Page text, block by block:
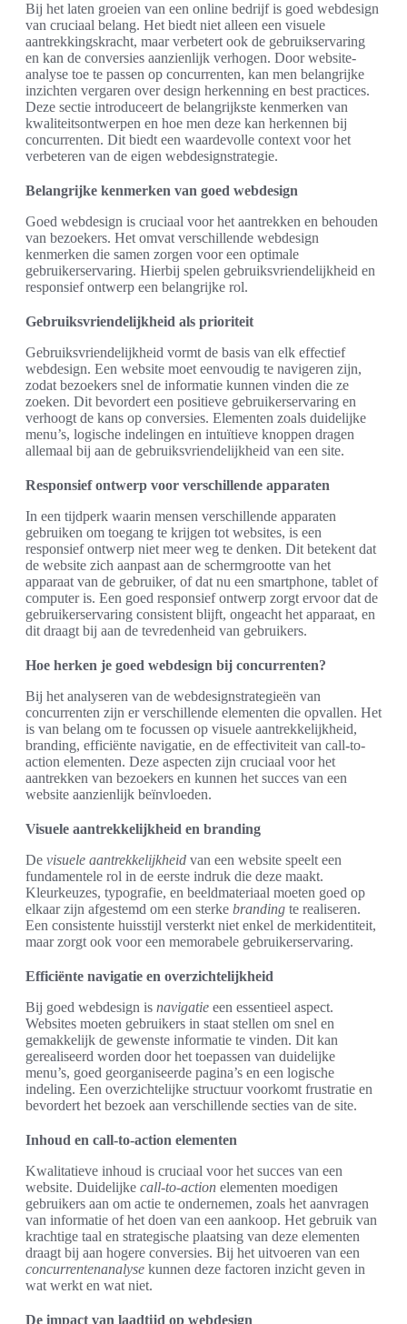
Bij het laten groeien van een online bedrijf is goed webdesign
van cruciaal belang. Het biedt niet alleen een visuele
aantrekkingskracht, maar verbetert ook de gebruikservaring
en kan de conversies aanzienlijk verhogen. Door website-
analyse toe te passen op concurrenten, kan men belangrijke
inzichten vergaren over design herkenning en best practices.
Deze sectie introduceert de belangrijkste kenmerken van
kwaliteitsontwerpen en hoe men deze kan herkennen bij
concurrenten. Dit biedt een waardevolle context voor het
verbeteren van de eigen webdesignstrategie.
Belangrijke kenmerken van goed webdesign
Goed webdesign is cruciaal voor het aantrekken en behouden
van bezoekers. Het omvat verschillende webdesign
kenmerken die samen zorgen voor een optimale
gebruikerservaring. Hierbij spelen gebruiksvriendelijkheid en
responsief ontwerp een belangrijke rol.
Gebruiksvriendelijkheid als prioriteit
Gebruiksvriendelijkheid vormt de basis van elk effectief
webdesign. Een website moet eenvoudig te navigeren zijn,
zodat bezoekers snel de informatie kunnen vinden die ze
zoeken. Dit bevordert een positieve gebruikerservaring en
verhoogt de kans op conversies. Elementen zoals duidelijke
menu’s, logische indelingen en intuïtieve knoppen dragen
allemaal bij aan de gebruiksvriendelijkheid van een site.
Responsief ontwerp voor verschillende apparaten
In een tijdperk waarin mensen verschillende apparaten
gebruiken om toegang te krijgen tot websites, is een
responsief ontwerp niet meer weg te denken. Dit betekent dat
de website zich aanpast aan de schermgrootte van het
apparaat van de gebruiker, of dat nu een smartphone, tablet of
computer is. Een goed responsief ontwerp zorgt ervoor dat de
gebruikerservaring consistent blijft, ongeacht het apparaat, en
dit draagt bij aan de tevredenheid van gebruikers.
Hoe herken je goed webdesign bij concurrenten?
Bij het analyseren van de webdesignstrategieën van
concurrenten zijn er verschillende elementen die opvallen. Het
is van belang om te focussen op visuele aantrekkelijkheid,
branding, efficiënte navigatie, en de effectiviteit van call-to-
action elementen. Deze aspecten zijn cruciaal voor het
aantrekken van bezoekers en kunnen het succes van een
website aanzienlijk beïnvloeden.
Visuele aantrekkelijkheid en branding
De visuele aantrekkelijkheid van een website speelt een
fundamentele rol in de eerste indruk die deze maakt.
Kleurkeuzes, typografie, en beeldmateriaal moeten goed op
elkaar zijn afgestemd om een sterke branding te realiseren.
Een consistente huisstijl versterkt niet enkel de merkidentiteit,
maar zorgt ook voor een memorabele gebruikerservaring.
Efficiënte navigatie en overzichtelijkheid
Bij goed webdesign is navigatie een essentieel aspect.
Websites moeten gebruikers in staat stellen om snel en
gemakkelijk de gewenste informatie te vinden. Dit kan
gerealiseerd worden door het toepassen van duidelijke
menu’s, goed georganiseerde pagina’s en een logische
indeling. Een overzichtelijke structuur voorkomt frustratie en
bevordert het bezoek aan verschillende secties van de site.
Inhoud en call-to-action elementen
Kwalitatieve inhoud is cruciaal voor het succes van een
website. Duidelijke call-to-action elementen moedigen
gebruikers aan om actie te ondernemen, zoals het aanvragen
van informatie of het doen van een aankoop. Het gebruik van
krachtige taal en strategische plaatsing van deze elementen
draagt bij aan hogere conversies. Bij het uitvoeren van een
concurrentenanalyse kunnen deze factoren inzicht geven in
wat werkt en wat niet.
De impact van laadtijd op webdesign